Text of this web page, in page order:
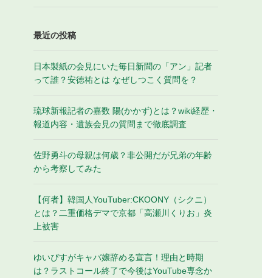
最近の投稿
日本製紙の会見にいた毎日新聞の「アン」記者
って誰？安徳祐とは なぜしつこく質問を？
琉球新報記者の嘉数 陽(かかず)とは？wiki経歴・
報道内容・遺族会見の質問まで徹底調査
佐野勇斗の母親は何歳？非公開だが兄弟の年齢
から考察してみた
【何者】韓国人YouTuber:CKOONY（シクニ）
とは？二重価格デマで京都「高瀬川くりお」炎
上被害
ゆいぴすがキャバ嬢辞める宣言！理由と時期
は？ラストコール終了で今後はYouTube専念か